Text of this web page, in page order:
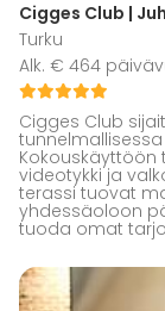
Cigges Club |
Turku
Alk. € 464
Cigges Club
videotykki ja
terassi tuovat
yhdessäoloon
tuoda omat